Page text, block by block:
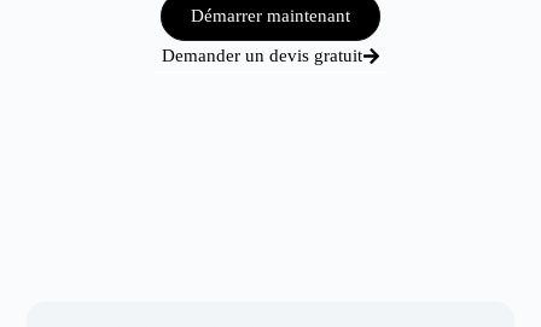
Démarrer maintenant
Demander un devis gratuit